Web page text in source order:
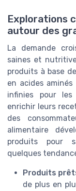
Explorations
autour des
La demande
saines et
produits à base
en acides
infinies pour
enrichir leurs
des
alimentaire
produits pour
quelques
Produits
de plus en